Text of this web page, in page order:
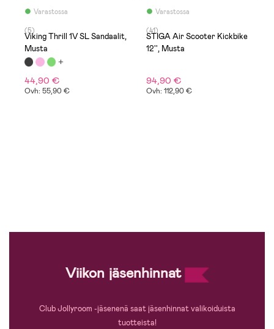
Varastossa
(5)
Viking Thrill 1V SL Sandaalit,
Musta
44,90 €
Ovh: 55,90 €
Varastossa
(41)
STIGA Air Scooter Kickbike
12'', Musta
94,90 €
Ovh: 112,90 €
Viikon jäsenhinnat
Club Jollyroom -jäsenenä saat jäsenhinnat valikoiduista
tuotteista!